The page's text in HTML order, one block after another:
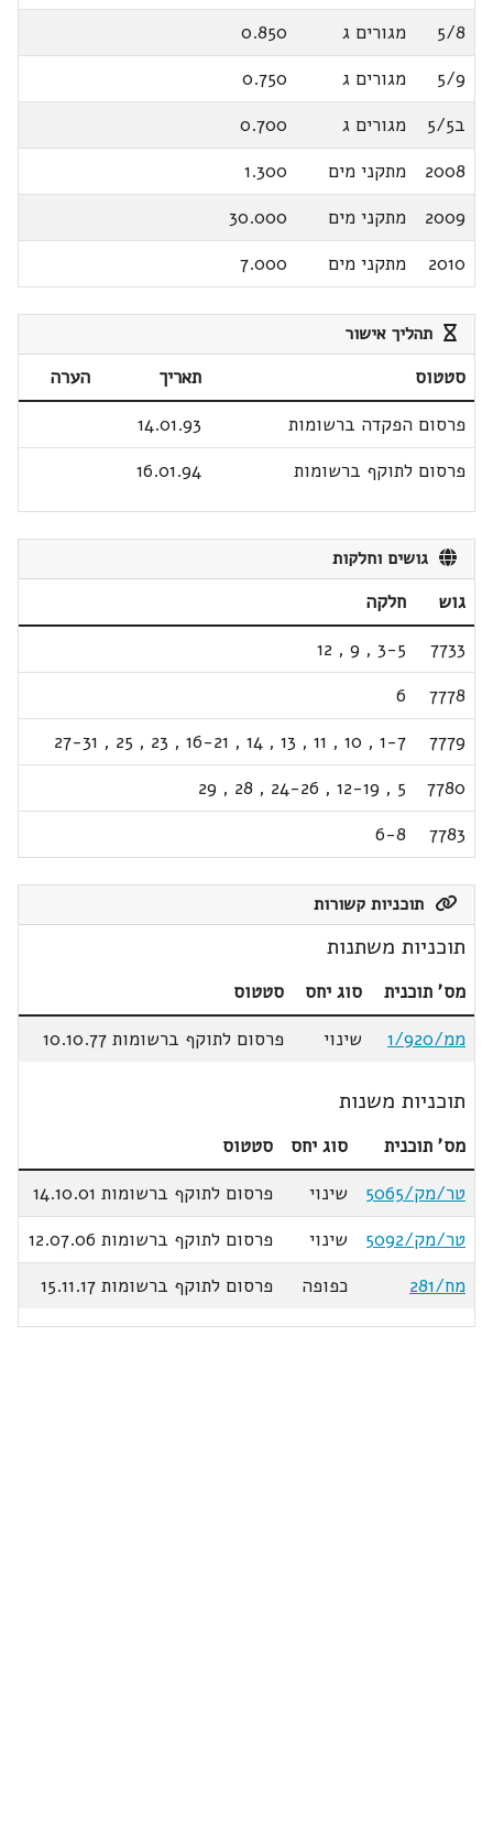
5/8
מגורים ג
0.850
5/9
מגורים ג
0.750
ב5/5
מגורים ג
0.700
2008
מתקני מים
1.300
2009
מתקני מים
30.000
2010
מתקני מים 7.000
תהליך אישור
סטטוס תאריך
הערה
פרסום הפקדה ברשומות
14.01.93
פרסום לתוקף ברשומות
16.01.94
גושים וחלקות
גוש
חלקה
7733
3-5
,
9
,
12
7778
6
7779
1-7
,
10
,
11
,
13
,
14
,
16-21
,
23
,
25
,
27-31
7780
5
,
12-19
,
24-26
,
28
,
29
7783
6-8
תוכניות קשורות
תוכניות משתנות
מס' תוכנית סוג יחס
סטטוס
ממ/1/920
שינוי פרסום לתוקף ברשומות 10.10.77
תוכניות משנות
מס' תוכנית סוג יחס
סטטוס
טר/מק/5065
שינוי
פרסום לתוקף ברשומות 14.10.01
טר/מק/5092
שינוי
פרסום לתוקף ברשומות 12.07.06
מח/281
כפופה פרסום לתוקף ברשומות 15.11.17